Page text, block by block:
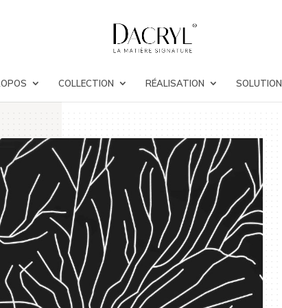
COLLECTION RÉALISATION SOLUTION